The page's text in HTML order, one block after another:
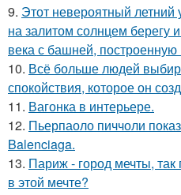
9. Этот невероятный
на залитом солнцем берегу
века с башней, построенную
10. Всё больше людей
спокойствия, которое он
11. Вагонка в интерьере.
12. Пьерпаоло пиччоли
Balenciaga.
13. Париж - город мечты,
в этой мечте?